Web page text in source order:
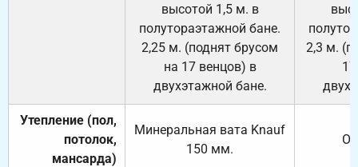
высотой 1,5 м. в
полутораэтажной бане.
2,25 м. (поднят брусом
на 17 венцов) в
двухэтажной бане.
2,3 м.
Утепление (пол,
потолок,
мансарда)
Минеральная вата Knauf
150 мм.